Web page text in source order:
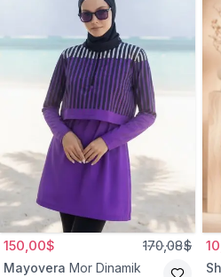
150,00$ 170,08$
Mayovera Mor Dinamik